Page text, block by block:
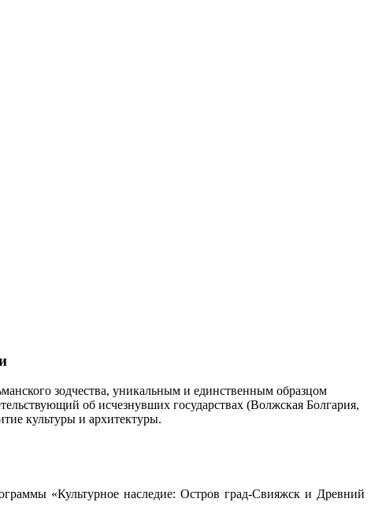
зодчества, уникальным и единственным образцом
об исчезнувших государствах (Волжская Болгария,
культуры и архитектуры.
«Культурное наследие: Остров град-Свияжск и Древний